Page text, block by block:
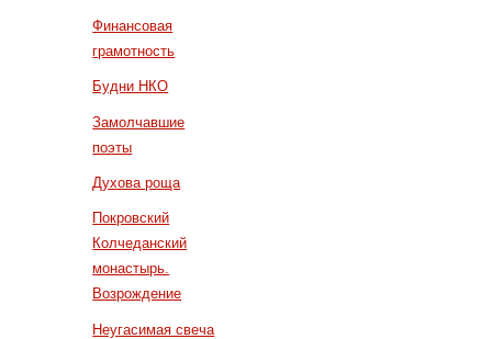
Финансовая
грамотность
Будни НКО
Замолчавшие
поэты
Духова роща
Покровский
Колчеданский
монастырь.
Возрождение
Неугасимая свеча